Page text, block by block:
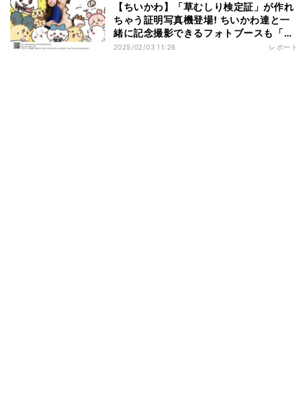
【ちいかわ】「草むしり検定証」が作れ
ちゃう証明写真機登場! ちいかわ達と一
緒に記念撮影できるフォトブースも「ち
いかわプリクラ撮りたい〜」「証明写真
2025/02/03 11:26 レポート